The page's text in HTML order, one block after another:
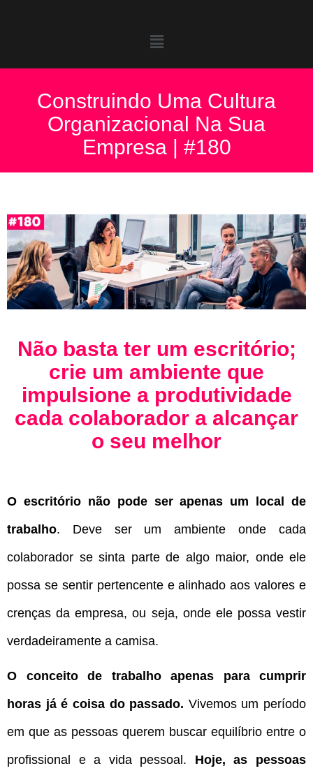
Construindo Uma Cultura
Organizacional Na Sua
Empresa | #180
Não basta ter um escritório;
crie um ambiente que
impulsione a produtividade
cada colaborador a alcançar
o seu melhor
O escritório não pode ser apenas um local de
trabalho. Deve ser um ambiente onde cada
colaborador se sinta parte de algo maior, onde ele
possa se sentir pertencente e alinhado aos valores e
crenças da empresa, ou seja, onde ele possa vestir
verdadeiramente a camisa.
O conceito de trabalho apenas para cumprir
horas já é coisa do passado. Vivemos um período
em que as pessoas querem buscar equilíbrio entre o
profissional e a vida pessoal. Hoje, as pessoas